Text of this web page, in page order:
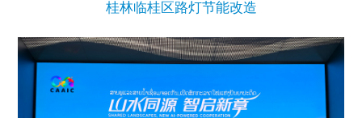
桂林临桂区路灯节能改造